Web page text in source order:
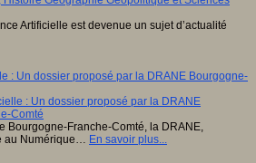
Artificielle est devenue un sujet d’actualité
: Un dossier proposé par la DRANE Bourgogne-
Bourgogne-Franche-Comté, la DRANE,
au Numérique… En savoir plus...